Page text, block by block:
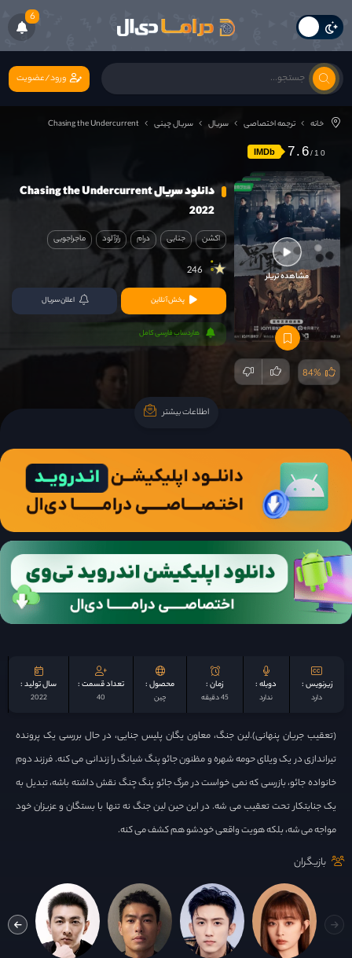
6
ورود/عضویت
خانه ترجمه اختصاصی سریال سریال چینی Chasing the Undercurrent
IMDb 7.6
مشاهده تریلر
84%
دانلود سریال Chasing the Undercurrent
2022
اکشن جنایی درام رازآلود ماجراجویی
246
پخش آنلاین اعلان سریال
هاردساب فارسی کامل
اطلاعات بیشتر
زیرنویس :
دارد
دوبله :
ندارد
زمان :
45 دقیقه
محصول :
چين
تعداد قسمت :
40
سال تولید :
2022
(تعقیب جریان پنهانی).لین جنگ، معاون یگان پلیس جنایی، در حال بررسی یک پرونده
تیراندازی در یک ویلای حومه شهره و مظنون جائو پنگ شیانگ را زندانی می کنه. فرزند دوم
خانواده جائو، بازرسی که نمی خواست در مرگ جائو پنگ چنگ نقش داشته باشه، تبدیل به
یک جنایتکار تحت تعقیب می شه. در این حین لین جنگ نه تنها با بستگان و عزیزان خود
مواجه می شه، بلکه هویت واقعی خودشو هم کشف می کنه.
بازیگران